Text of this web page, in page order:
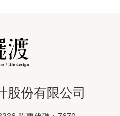
股份有限公司